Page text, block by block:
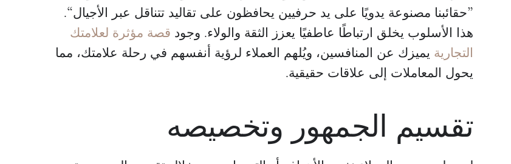
”حقائبنا مصنوعة يدويًا على يد حرفيين يحافظون على تقاليد تتناقل عبر الأجيال“.
هذا الأسلوب يخلق ارتباطًا عاطفيًا يعزز الثقة والولاء. وجود قصة مؤثرة لعلامتك
التجارية يميزك عن المنافسين، ويُلهم العملاء لرؤية أنفسهم في رحلة علامتك، مما
يحول المعاملات إلى علاقات حقيقية.
تقسيم الجمهور وتخصيصه
جابرييلا كارفاخال أليخاندرو بيرازا
رئيس
أزالين كابيتال
أنتوني فولمر
مدير تسويق
Integrity Factoring